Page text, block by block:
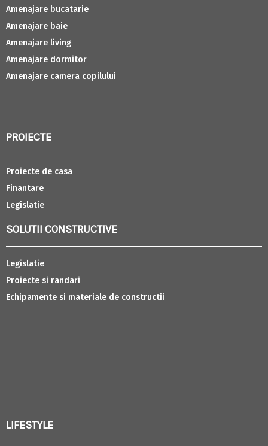
Amenajare bucatarie
Amenajare baie
Amenajare living
Amenajare dormitor
Amenajare camera copilului
PROIECTE
Proiecte de casa
Finantare
Legislatie
SOLUTII CONSTRUCTIVE
Legislatie
Proiecte si randari
Echipamente si materiale de constructii
LIFESTYLE